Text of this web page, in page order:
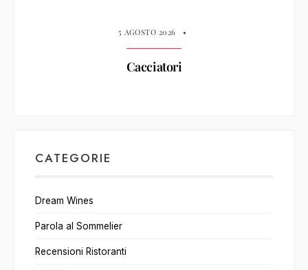
5 AGOSTO 2026 •
Cacciatori
CATEGORIE
Dream Wines
Parola al Sommelier
Recensioni Ristoranti